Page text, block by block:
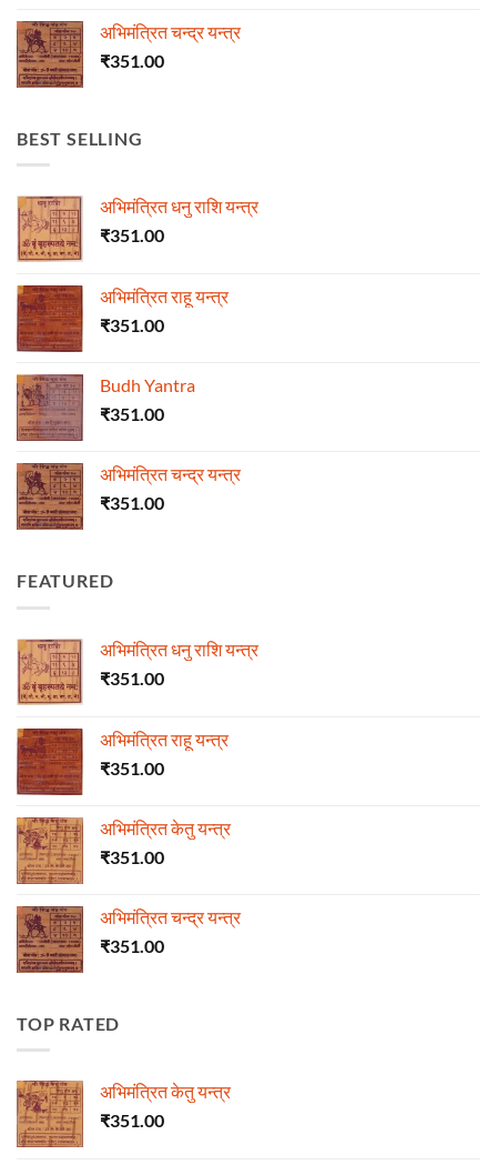
अभिमंत्रित चन्द्र यन्त्र
₹351.00
BEST SELLING
अभिमंत्रित धनु राशि यन्त्र
₹351.00
अभिमंत्रित राहू यन्त्र
₹351.00
Budh Yantra
₹351.00
अभिमंत्रित चन्द्र यन्त्र
₹351.00
FEATURED
अभिमंत्रित धनु राशि यन्त्र
₹351.00
अभिमंत्रित राहू यन्त्र
₹351.00
अभिमंत्रित केतु यन्त्र
₹351.00
अभिमंत्रित चन्द्र यन्त्र
₹351.00
TOP RATED
अभिमंत्रित केतु यन्त्र
₹351.00